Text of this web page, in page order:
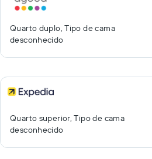
Quarto duplo, Tipo de cama
desconhecido
Quarto superior, Tipo de cama
desconhecido